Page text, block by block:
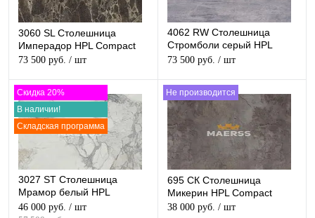
3060 SL Столешница
Имперадор HPL Compact
73 500 руб. / шт
4062 RW Столешница
Стромболи серый HPL
Compact
73 500 руб. / шт
Скидка 20%
В наличии!
Складская программа
3027 ST Столешница
Мрамор белый HPL
Compact
46 000 руб. / шт
Не производится
695 CК Столешница
Микерин HPL Compact
38 000 руб. / шт